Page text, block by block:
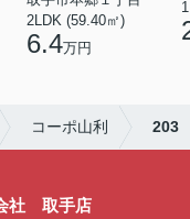
2LDK (59.40㎡)
6.4万円
コーポ山利 203
社 取手店